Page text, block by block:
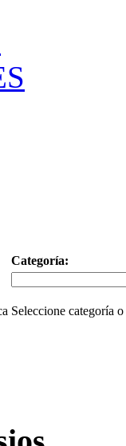
Categoría:
Seleccione categoría